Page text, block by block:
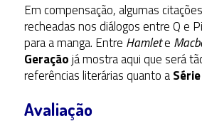
Em compensação, algumas
recheadas nos diálogos entre Q e
para a manga. Entre Hamlete
Geraçãojá mostra aqui que será
referências literárias quanto a
Avaliação